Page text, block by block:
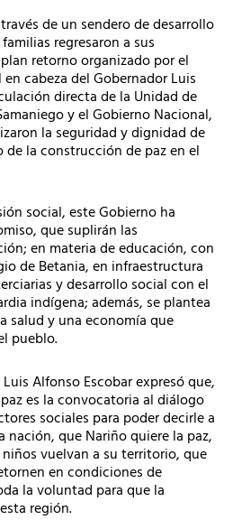
de un sendero de desarrollo
regresaron a sus
retorno organizado por el
cabeza del Gobernador Luis
directa de la Unidad de
y el Gobierno Nacional,
la seguridad y dignidad de
de la construcción de paz en el
social, este Gobierno ha
que suplirán las
en materia de educación, con
de Betania, en infraestructura
y desarrollo social con el
indígena; además, se plantea
salud y una economía que
pueblo.
Alfonso Escobar expresó que,
es la convocatoria al diálogo
sociales para poder decirle a
nación, que Nariño quiere la paz,
vuelvan a su territorio, que
en condiciones de
la voluntad para que la
región.